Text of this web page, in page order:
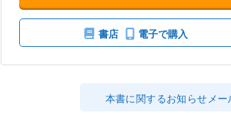
書店 電子で購入
本書に関するお知らせメー